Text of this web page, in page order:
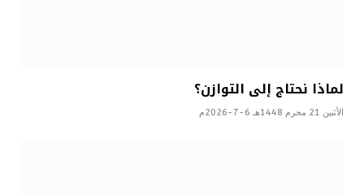
لماذا نحتاج إلى التوازن؟
الأثنين 21 محرم 1448هـ 6-7-2026م